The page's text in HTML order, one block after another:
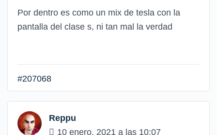
Por dentro es como un mix de tesla con la
pantalla del clase s, ni tan mal la verdad
#207068
Reppu
10 enero, 2021 a las 10:07